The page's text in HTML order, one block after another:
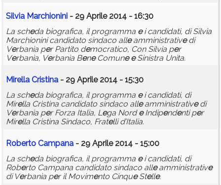
Silvia Marchionini - 29 Aprile 2014 - 16:30
La scheda biografica, il programma ei candidati, di Silvia
Marchionini candidato sindaco alleamministrativedi
Verbania per Partito democratico, Con Silvia per
Verbania, Verbania BeneComune eSinistra Unita.
Mirella Cristina - 29 Aprile 2014 - 15:30
La scheda biografica, il programma ei candidati, di
Mirella Cristina candidato sindaco alleamministrativedi
Verbania per Forza Italia, Lega NordeIndipendenti per
Mirella Cristina Sindaco, Fratelli d’Italia.
Roberto Campana - 29 Aprile 2014 - 15:00
La scheda biografica, il programma ei candidati, di
Roberto Campana candidato sindaco alleamministrative
di Verbania per il Movimento CinqueStelle.